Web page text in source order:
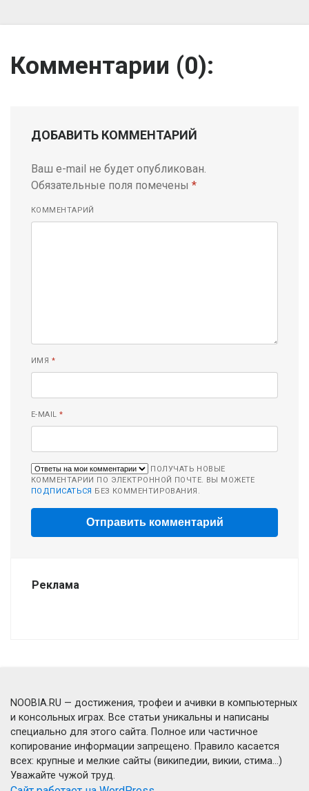
Комментарии (0):
ДОБАВИТЬ КОММЕНТАРИЙ
Ваш e-mail не будет опубликован.
Обязательные поля помечены *
КОММЕНТАРИЙ
ИМЯ *
E-MAIL*
ПОЛУЧАТЬ НОВЫЕ
КОММЕНТАРИИ ПО ЭЛЕКТРОННОЙ ПОЧТЕ. ВЫ МОЖЕТЕ
ПОДПИСАТЬСЯ БЕЗ КОММЕНТИРОВАНИЯ.
Реклама
NOOBIA.RU — достижения, трофеи и ачивки в компьютерных
и консольных играх. Все статьи уникальны и написаны
специально для этого сайта. Полное или частичное
копирование информации запрещено. Правило касается
всех: крупные и мелкие сайты (википедии, викии, стима...)
Уважайте чужой труд.